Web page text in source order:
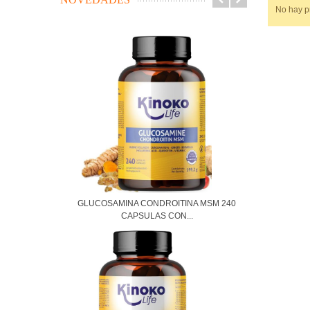
GLUCOSAMINA CONDROITINA MSM 240
CAPSULAS CON...
No hay